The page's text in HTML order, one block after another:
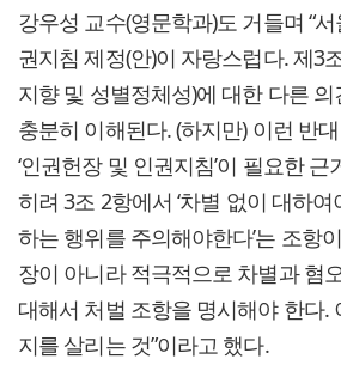
강우성 교수(영문학과)도 거들며 “
권지침 제정(안)이 자랑스럽다. 제3
지향 및 성별정체성)에 대한 다른
충분히 이해된다. (하지만) 이런 반
‘인권헌장 및 인권지침’이 필요한 근
히려 3조 2항에서 ‘차별 없이 대하
하는 행위를 주의해야한다’는 조항
장이 아니라 적극적으로 차별과 혐
대해서 처벌 조항을 명시해야 한다.
지를 살리는 것”이라고 했다.